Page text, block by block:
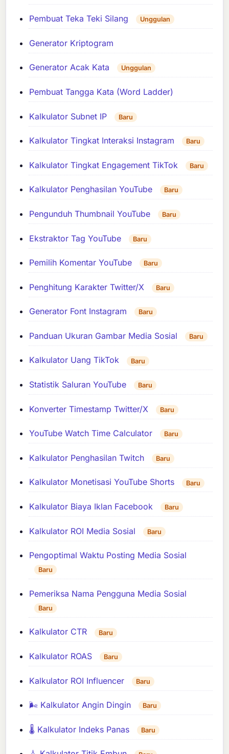
Pembuat Teka Teki Silang Unggulan
Generator Kriptogram
Generator Acak Kata Unggulan
Pembuat Tangga Kata (Word Ladder)
Kalkulator Subnet IP Baru
Kalkulator Tingkat Interaksi Instagram Baru
Kalkulator Tingkat Engagement TikTok Baru
Kalkulator Penghasilan YouTube Baru
Pengunduh Thumbnail YouTube Baru
Ekstraktor Tag YouTube Baru
Pemilih Komentar YouTube Baru
Penghitung Karakter Twitter/X Baru
Generator Font Instagram Baru
Panduan Ukuran Gambar Media Sosial Baru
Kalkulator Uang TikTok Baru
Statistik Saluran YouTube Baru
Konverter Timestamp Twitter/X Baru
YouTube Watch Time Calculator Baru
Kalkulator Penghasilan Twitch Baru
Kalkulator Monetisasi YouTube Shorts Baru
Kalkulator Biaya Iklan Facebook Baru
Kalkulator ROI Media Sosial Baru
Pengoptimal Waktu Posting Media Sosial
Baru
Pemeriksa Nama Pengguna Media Sosial
Baru
Kalkulator CTR Baru
Kalkulator ROAS Baru
Kalkulator ROI Influencer Baru
🌬️ Kalkulator Angin Dingin Baru
🌡️ Kalkulator Indeks Panas Baru